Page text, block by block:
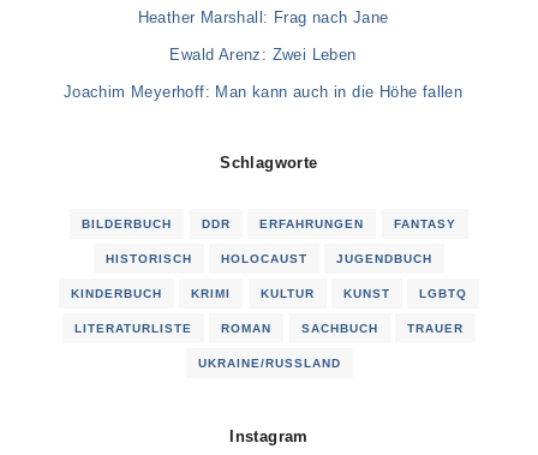
Heather Marshall: Frag nach Jane
Ewald Arenz: Zwei Leben
Joachim Meyerhoff: Man kann auch in die Höhe fallen
Schlagworte
BILDERBUCH DDR ERFAHRUNGEN FANTASY
HISTORISCH HOLOCAUST JUGENDBUCH
KINDERBUCH KRIMI KULTUR KUNST LGBTQ
LITERATURLISTE ROMAN SACHBUCH TRAUER
UKRAINE/RUSSLAND
Instagram